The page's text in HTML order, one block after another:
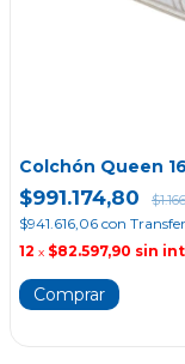
Colchón Queen
$991.174,80
$941.616,06 con
12 x $82.597,90 sin